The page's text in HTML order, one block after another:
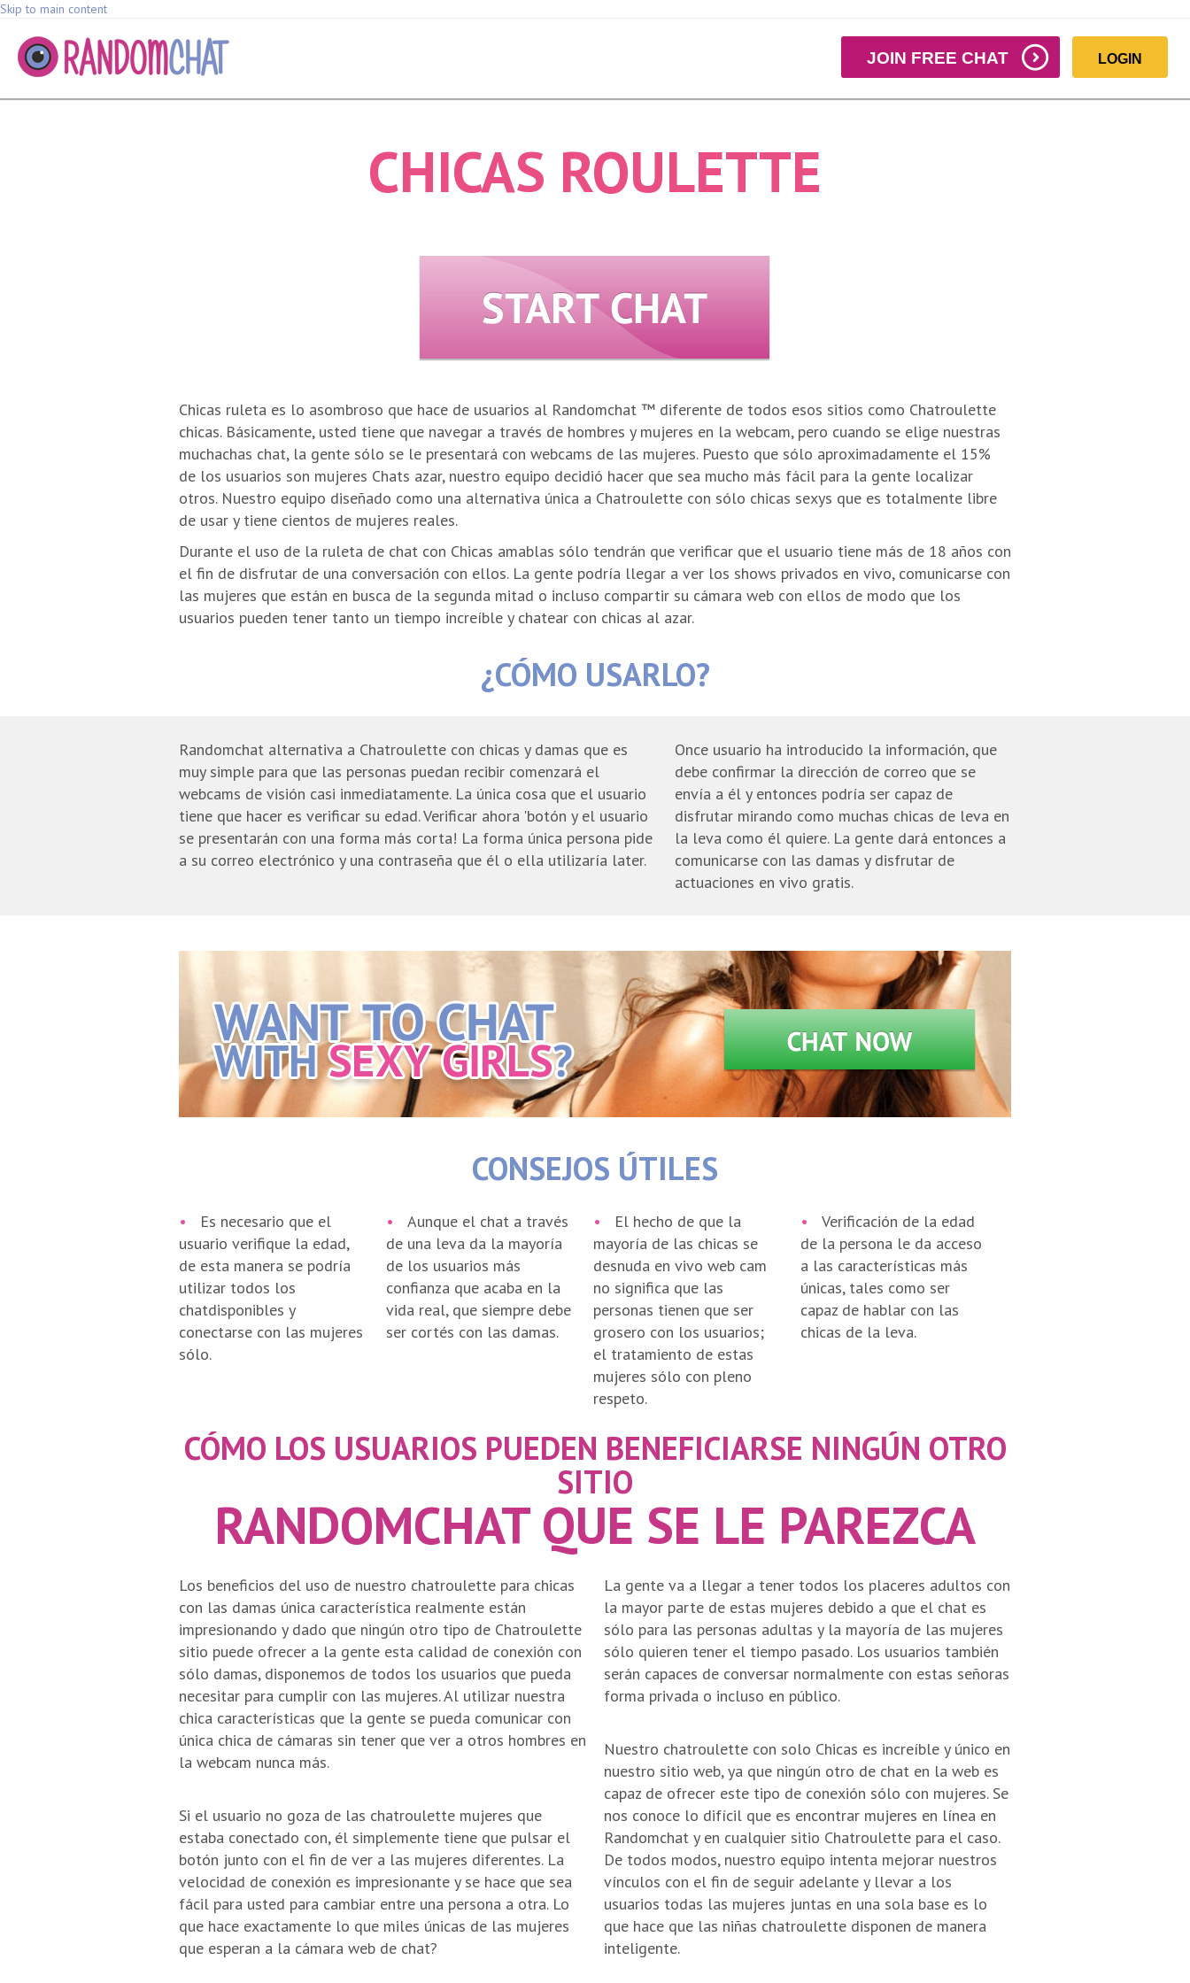
Skip to main content
JOIN FREE CHAT LOGIN
CHICAS ROULETTE
Chicas ruleta es lo asombroso que hace de usuarios al Randomchat ™ diferente de todos esos sitios como Chatroulette
chicas. Básicamente, usted tiene que navegar a través de hombres y mujeres en la webcam, pero cuando se elige nuestras
muchachas chat, la gente sólo se le presentará con webcams de las mujeres. Puesto que sólo aproximadamente el 15%
de los usuarios son mujeres Chats azar, nuestro equipo decidió hacer que sea mucho más fácil para la gente localizar
otros. Nuestro equipo diseñado como una alternativa única a Chatroulette con sólo chicas sexys que es totalmente libre
de usar y tiene cientos de mujeres reales.
Durante el uso de la ruleta de chat con Chicas amablas sólo tendrán que verificar que el usuario tiene más de 18 años con
el fin de disfrutar de una conversación con ellos. La gente podría llegar a ver los shows privados en vivo, comunicarse con
las mujeres que están en busca de la segunda mitad o incluso compartir su cámara web con ellos de modo que los
usuarios pueden tener tanto un tiempo increíble y chatear con chicas al azar.
¿CÓMO USARLO?
Randomchat alternativa a Chatroulette con chicas y damas que es
muy simple para que las personas puedan recibir comenzará el
webcams de visión casi inmediatamente. La única cosa que el usuario
tiene que hacer es verificar su edad. Verificar ahora 'botón y el usuario
se presentarán con una forma más corta! La forma única persona pide
a su correo electrónico y una contraseña que él o ella utilizaría later.
Once usuario ha introducido la información, que
debe confirmar la dirección de correo que se
envía a él y entonces podría ser capaz de
disfrutar mirando como muchas chicas de leva en
la leva como él quiere. La gente dará entonces a
comunicarse con las damas y disfrutar de
actuaciones en vivo gratis.
CONSEJOS ÚTILES
•
Es necesario que el
usuario verifique la edad,
de esta manera se podría
utilizar todos los
chatdisponibles y
conectarse con las mujeres
sólo.
•
Aunque el chat a través
de una leva da la mayoría
de los usuarios más
confianza que acaba en la
vida real, que siempre debe
ser cortés con las damas.
•
El hecho de que la
mayoría de las chicas se
desnuda en vivo web cam
no significa que las
personas tienen que ser
grosero con los usuarios;
el tratamiento de estas
mujeres sólo con pleno
respeto.
•
Verificación de la edad
de la persona le da acceso
a las características más
únicas, tales como ser
capaz de hablar con las
chicas de la leva.
CÓMO LOS USUARIOS PUEDEN BENEFICIARSE NINGÚN OTRO
SITIO
RANDOMCHAT QUE SE LE PAREZCA
Los beneficios del uso de nuestro chatroulette para chicas
con las damas única característica realmente están
impresionando y dado que ningún otro tipo de Chatroulette
sitio puede ofrecer a la gente esta calidad de conexión con
sólo damas, disponemos de todos los usuarios que pueda
necesitar para cumplir con las mujeres. Al utilizar nuestra
chica características que la gente se pueda comunicar con
única chica de cámaras sin tener que ver a otros hombres en
la webcam nunca más.
Si el usuario no goza de las chatroulette mujeres que
estaba conectado con, él simplemente tiene que pulsar el
botón junto con el fin de ver a las mujeres diferentes. La
velocidad de conexión es impresionante y se hace que sea
fácil para usted para cambiar entre una persona a otra. Lo
que hace exactamente lo que miles únicas de las mujeres
que esperan a la cámara web de chat?
La gente va a llegar a tener todos los placeres adultos con
la mayor parte de estas mujeres debido a que el chat es
sólo para las personas adultas y la mayoría de las mujeres
sólo quieren tener el tiempo pasado. Los usuarios también
serán capaces de conversar normalmente con estas señoras
forma privada o incluso en público.
Nuestro chatroulette con solo Chicas es increíble y único en
nuestro sitio web, ya que ningún otro de chat en la web es
capaz de ofrecer este tipo de conexión sólo con mujeres. Se
nos conoce lo difícil que es encontrar mujeres en línea en
Randomchat y en cualquier sitio Chatroulette para el caso.
De todos modos, nuestro equipo intenta mejorar nuestros
vínculos con el fin de seguir adelante y llevar a los
usuarios todas las mujeres juntas en una sola base es lo
que hace que las niñas chatroulette disponen de manera
inteligente.